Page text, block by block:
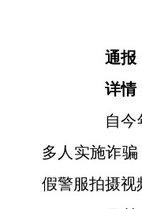
通报
详情
自今年
多人实施诈
假警服拍摄视